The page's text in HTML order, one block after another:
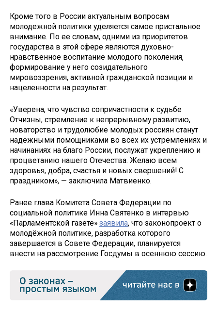
Кроме того в России актуальным вопросам
молодежной политики уделяется самое пристальное
внимание. По ее словам, одними из приоритетов
государства в этой сфере являются духовно-
нравственное воспитание молодого поколения,
формирование у него созидательного
мировоззрения, активной гражданской позиции и
нацеленности на результат.
«Уверена, что чувство сопричастности к судьбе
Отчизны, стремление к непрерывному развитию,
новаторство и трудолюбие молодых россиян станут
надежными помощниками во всех их устремлениях и
начинаниях на благо России, послужат укреплению и
процветанию нашего Отечества. Желаю всем
здоровья, добра, счастья и новых свершений! С
праздником», — заключила Матвиенко.
Ранее глава Комитета Совета Федерации по
социальной политике Инна Святенко в интервью
«Парламентской газете» заявила, что законопроект о
молодёжной политике, разработка которого
завершается в Совете Федерации, планируется
внести на рассмотрение Госдумы в осеннюю сессию.